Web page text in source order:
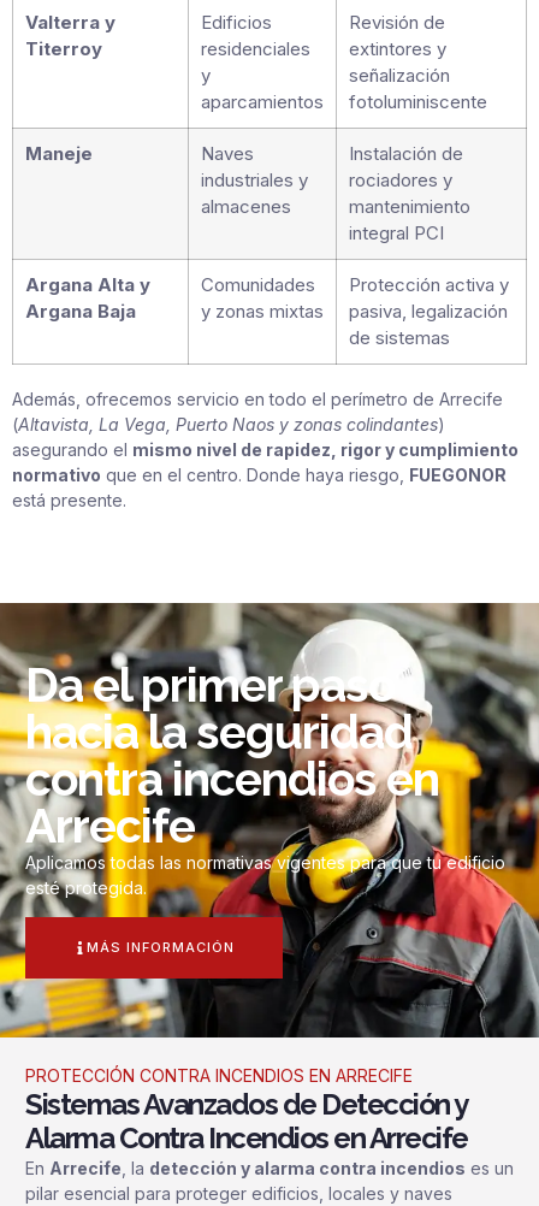
Valterra y
Titerroy
Edificios
residenciales
y
aparcamientos
Revisión de
extintores y
señalización
fotoluminiscente
Maneje
Naves
industriales y
almacenes
Instalación de
rociadores y
mantenimiento
integral PCI
Argana Alta y
Argana Baja
Comunidades
y zonas mixtas
Protección activa y
pasiva, legalización
de sistemas
Además, ofrecemos servicio en todo el perímetro de Arrecife
(Altavista, La Vega, Puerto Naos y zonas colindantes)
asegurando el mismo nivel de rapidez, rigor y cumplimiento
normativo que en el centro. Donde haya riesgo, FUEGONOR
está presente.
Da el primer paso
hacia la seguridad
contra incendios en
Arrecife
Aplicamos todas las normativas vigentes para que tu edificio
esté protegida.
MÁS INFORMACIÓN
PROTECCIÓN CONTRA INCENDIOS EN ARRECIFE
Sistemas Avanzados de Detección y
Alarma Contra Incendios en Arrecife
En Arrecife , la detección y alarma contra incendios es un
pilar esencial para proteger edificios, locales y naves